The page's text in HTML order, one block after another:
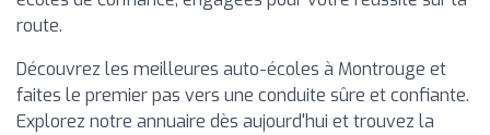
route.
Découvrez les meilleures auto-écoles à Montrouge et
faites le premier pas vers une conduite sûre et confiante.
Explorez notre annuaire dès aujourd'hui et trouvez la